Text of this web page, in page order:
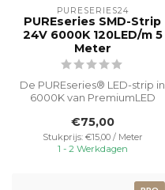
PURESERIES24
PUREseries SMD-Strip
24V 6000K 120LED/m 5
Meter
De PUREseries® LED-strip in
6000K van PremiumLED
Ide...
€75,00
Stukprijs: €15,00 / Meter
1 - 2 Werkdagen